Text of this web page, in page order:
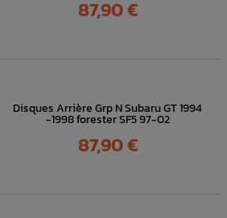
87,90 €
Disques Arrière Grp N Subaru GT 1994
-1998 forester SF5 97-02
Prix
87,90 €